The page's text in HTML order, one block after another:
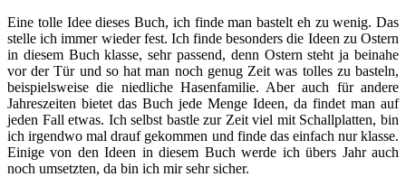
Eine tolle Idee dieses Buch, ich finde man bastelt eh zu wenig. Das
stelle ich immer wieder fest. Ich finde besonders die Ideen zu Ostern
in diesem Buch klasse, sehr passend, denn Ostern steht ja beinahe
vor der Tür und so hat man noch genug Zeit was tolles zu basteln,
beispielsweise die niedliche Hasenfamilie. Aber auch für andere
Jahreszeiten bietet das Buch jede Menge Ideen, da findet man auf
jeden Fall etwas. Ich selbst bastle zur Zeit viel mit Schallplatten, bin
ich irgendwo mal drauf gekommen und finde das einfach nur klasse.
Einige von den Ideen in diesem Buch werde ich übers Jahr auch
noch umsetzten, da bin ich mir sehr sicher.